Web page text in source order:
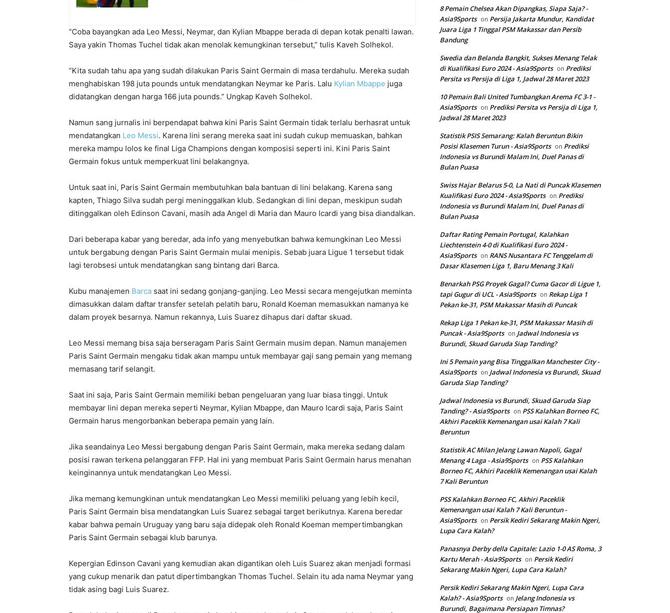
“Coba bayangkan ada Leo Messi, Neymar, dan Kylian Mbappe berada di depan kotak penalti lawan.
Saya yakin Thomas Tuchel tidak akan menolak kemungkinan tersebut,” tulis Kaveh Solhekol.
“Kita sudah tahu apa yang sudah dilakukan Paris Saint Germain di masa terdahulu. Mereka sudah
menghabiskan 198 juta pounds untuk mendatangkan Neymar ke Paris. Lalu Kylian Mbappe juga
didatangkan dengan harga 166 juta pounds.” Ungkap Kaveh Solhekol.
Namun sang jurnalis ini berpendapat bahwa kini Paris Saint Germain tidak terlalu berhasrat untuk
mendatangkan Leo Messi. Karena lini serang mereka saat ini sudah cukup memuaskan, bahkan
mereka mampu lolos ke final Liga Champions dengan komposisi seperti ini. Kini Paris Saint
Germain fokus untuk memperkuat lini belakangnya.
Untuk saat ini, Paris Saint Germain membutuhkan bala bantuan di lini belakang. Karena sang
kapten, Thiago Silva sudah pergi meninggalkan klub. Sedangkan di lini depan, meskipun sudah
ditinggalkan oleh Edinson Cavani, masih ada Angel di Maria dan Mauro Icardi yang bisa diandalkan.
Dari beberapa kabar yang beredar, ada info yang menyebutkan bahwa kemungkinan Leo Messi
untuk bergabung dengan Paris Saint Germain mulai menipis. Sebab juara Ligue 1 tersebut tidak
lagi terobsesi untuk mendatangkan sang bintang dari Barca.
Kubu manajemen Barca saat ini sedang gonjang-ganjing. Leo Messi secara mengejutkan meminta
dimasukkan dalam daftar transfer setelah pelatih baru, Ronald Koeman memasukkan namanya ke
dalam proyek besarnya. Namun rekannya, Luis Suarez dihapus dari daftar skuad.
Leo Messi memang bisa saja berseragam Paris Saint Germain musim depan. Namun manajemen
Paris Saint Germain mengaku tidak akan mampu untuk membayar gaji sang pemain yang memang
memasang tarif selangit.
Saat ini saja, Paris Saint Germain memiliki beban pengeluaran yang luar biasa tinggi. Untuk
membayar lini depan mereka seperti Neymar, Kylian Mbappe, dan Mauro Icardi saja, Paris Saint
Germain harus mengorbankan beberapa pemain yang lain.
Jika seandainya Leo Messi bergabung dengan Paris Saint Germain, maka mereka sedang dalam
posisi rawan terkena pelanggaran FFP. Hal ini yang membuat Paris Saint Germain harus menahan
keinginannya untuk mendatangkan Leo Messi.
Jika memang kemungkinan untuk mendatangkan Leo Messi memiliki peluang yang lebih kecil,
Paris Saint Germain bisa mendatangkan Luis Suarez sebagai target berikutnya. Karena beredar
kabar bahwa pemain Uruguay yang baru saja didepak oleh Ronald Koeman mempertimbangkan
Paris Saint Germain sebagai klub barunya.
Kepergian Edinson Cavani yang kemudian akan digantikan oleh Luis Suarez akan menjadi formasi
yang cukup menarik dan patut dipertimbangkan Thomas Tuchel. Selain itu ada nama Neymar yang
tidak asing bagi Luis Suarez.
8 Pemain Chelsea Akan Dipangkas, Siapa Saja? -
Asia9Sports on Persija Jakarta Mundur, Kandidat
Juara Liga 1 Tinggal PSM Makassar dan Persib
Bandung
Swedia dan Belanda Bangkit, Sukses Menang Telak
di Kualifikasi Euro 2024 - Asia9Sports on Prediksi
Persita vs Persija di Liga 1, Jadwal 28 Maret 2023
10 Pemain Bali United Tumbangkan Arema FC 3-1 -
Asia9Sports on Prediksi Persita vs Persija di Liga 1,
Jadwal 28 Maret 2023
Statistik PSIS Semarang: Kalah Beruntun Bikin
Posisi Klasemen Turun - Asia9Sports on Prediksi
Indonesia vs Burundi Malam Ini, Duel Panas di
Bulan Puasa
Swiss Hajar Belarus 5-0, La Nati di Puncak Klasemen
Kualifikasi Euro 2024 - Asia9Sports on Prediksi
Indonesia vs Burundi Malam Ini, Duel Panas di
Bulan Puasa
Daftar Rating Pemain Portugal, Kalahkan
Liechtenstein 4-0 di Kualifikasi Euro 2024 -
Asia9Sports on RANS Nusantara FC Tenggelam di
Dasar Klasemen Liga 1, Baru Menang 3 Kali
Benarkah PSG Proyek Gagal? Cuma Gacor di Ligue 1,
tapi Gugur di UCL - Asia9Sports on Rekap Liga 1
Pekan ke-31, PSM Makassar Masih di Puncak
Rekap Liga 1 Pekan ke-31, PSM Makassar Masih di
Puncak - Asia9Sports on Jadwal Indonesia vs
Burundi, Skuad Garuda Siap Tanding?
Ini 5 Pemain yang Bisa Tinggalkan Manchester City -
Asia9Sports on Jadwal Indonesia vs Burundi, Skuad
Garuda Siap Tanding?
Jadwal Indonesia vs Burundi, Skuad Garuda Siap
Tanding? - Asia9Sports on PSS Kalahkan Borneo FC,
Akhiri Paceklik Kemenangan usai Kalah 7 Kali
Beruntun
Statistik AC Milan Jelang Lawan Napoli, Gagal
Menang 4 Laga - Asia9Sports on PSS Kalahkan
Borneo FC, Akhiri Paceklik Kemenangan usai Kalah
7 Kali Beruntun
PSS Kalahkan Borneo FC, Akhiri Paceklik
Kemenangan usai Kalah 7 Kali Beruntun -
Asia9Sports on Persik Kediri Sekarang Makin Ngeri,
Lupa Cara Kalah?
Panasnya Derby della Capitale: Lazio 1-0 AS Roma, 3
Kartu Merah - Asia9Sports on Persik Kediri
Sekarang Makin Ngeri, Lupa Cara Kalah?
Persik Kediri Sekarang Makin Ngeri, Lupa Cara
Kalah? - Asia9Sports on Jelang Indonesia vs
Burundi, Bagaimana Persiapan Timnas?